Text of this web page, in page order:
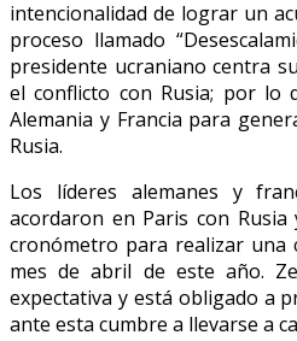
intencionalidad de lograr un
proceso llamado
presidente ucraniano centra
el conflicto con Rusia; por lo
Alemania y Francia para
Rusia.
Los líderes alemanes y
acordaron en Paris con Rusia
cronómetro para realizar una
mes de abril de este año.
expectativa y está obligado a
ante esta cumbre a llevarse a